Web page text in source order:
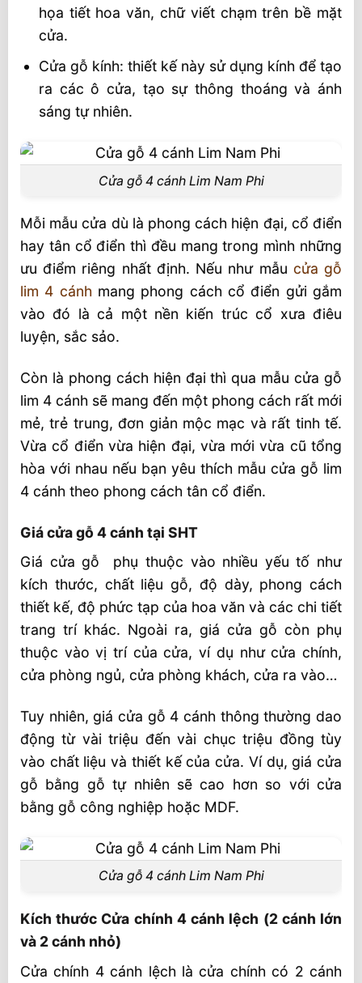
họa tiết hoa văn, chữ viết chạm trên bề mặt
cửa.
Cửa gỗ kính: thiết kế này sử dụng kính để tạo
ra các ô cửa, tạo sự thông thoáng và ánh
sáng tự nhiên.
Cửa gỗ 4 cánh Lim Nam Phi
Mỗi mẫu cửa dù là phong cách hiện đại, cổ điển
hay tân cổ điển thì đều mang trong mình những
ưu điểm riêng nhất định. Nếu như mẫu cửa gỗ
lim 4 cánh mang phong cách cổ điển gửi gắm
vào đó là cả một nền kiến trúc cổ xưa điêu
luyện, sắc sảo.
Còn là phong cách hiện đại thì qua mẫu cửa gỗ
lim 4 cánh sẽ mang đến một phong cách rất mới
mẻ, trẻ trung, đơn giản mộc mạc và rất tinh tế.
Vừa cổ điển vừa hiện đại, vừa mới vừa cũ tổng
hòa với nhau nếu bạn yêu thích mẫu cửa gỗ lim
4 cánh theo phong cách tân cổ điển.
Giá cửa gỗ 4 cánh tại SHT
Giá cửa gỗ phụ thuộc vào nhiều yếu tố như
kích thước, chất liệu gỗ, độ dày, phong cách
thiết kế, độ phức tạp của hoa văn và các chi tiết
trang trí khác. Ngoài ra, giá cửa gỗ còn phụ
thuộc vào vị trí của cửa, ví dụ như cửa chính,
cửa phòng ngủ, cửa phòng khách, cửa ra vào…
Tuy nhiên, giá cửa gỗ 4 cánh thông thường dao
động từ vài triệu đến vài chục triệu đồng tùy
vào chất liệu và thiết kế của cửa. Ví dụ, giá cửa
gỗ bằng gỗ tự nhiên sẽ cao hơn so với cửa
bằng gỗ công nghiệp hoặc MDF.
Cửa gỗ 4 cánh Lim Nam Phi
Kích thước Cửa chính 4 cánh lệch (2 cánh lớn
và 2 cánh nhỏ)
Cửa chính 4 cánh lệch là cửa chính có 2 cánh